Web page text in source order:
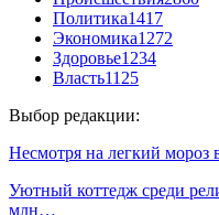
Политика1417
Экономика1272
Здоровье1234
Власть1125
Выбор редакции:
Несмотря на легкий
Уютный коттедж среди
млн…